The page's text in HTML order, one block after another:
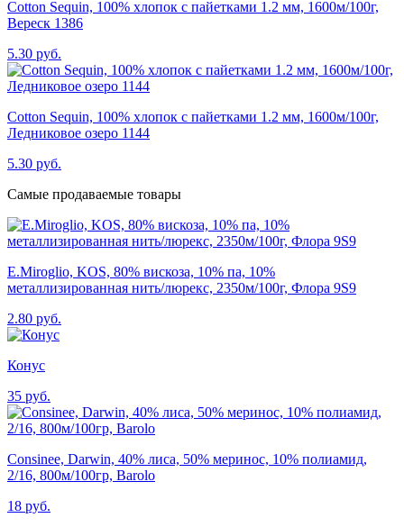
Cotton Sequin, 100% хлопок с пайетками 1.2 мм, 1600м/100г,
Вереск 1386
5.30 руб.
Cotton Sequin, 100% хлопок с пайетками 1.2 мм, 1600м/100г,
Ледниковое озеро 1144
5.30 руб.
Самые продаваемые товары
E.Miroglio, KOS, 80% вискоза, 10% па, 10%
металлизированная нить/люрекс, 2350м/100г, Флора 9S9
2.80 руб.
Конус
35 руб.
Consinee, Darwin, 40% лиса, 50% меринос, 10% полиамид,
2/16, 800м/100гр, Barolo
18 руб.